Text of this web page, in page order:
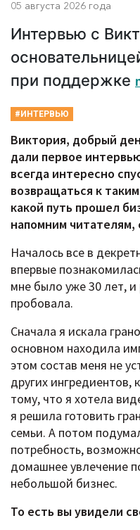
05 августа 2026 года
Интервью с
при поддержке
#ИНТЕРВЬЮ
Виктория, добрый
дали первое
всегда интересно
возвращаться к
какой путь прошел
напомним читателям,
Началось все в
впервые
мне было уже 30 лет,
пробовала.
Сначала я искала
основном находила
этом состав меня не
других ингредиентов,
тому, что я хотела
я решила готовить
семьи. А потом
потребность,
домашнее увлечение
небольшой бизнес.
То есть вы увидели